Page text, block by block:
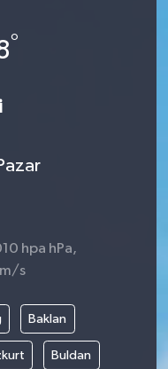
°
hpa hPa,
s
Baklan
Buldan